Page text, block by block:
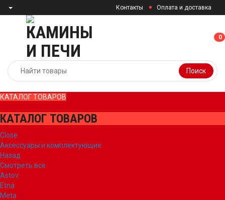
Контакты Оплата и доставка
Поиск
00
КАТАЛОГ ТОВАРОВ
КАТАЛОГ ТОВАРОВ
Close
Аксессуары и комплектующие
Назад
Смотреть все
Astov
Etna
Meta